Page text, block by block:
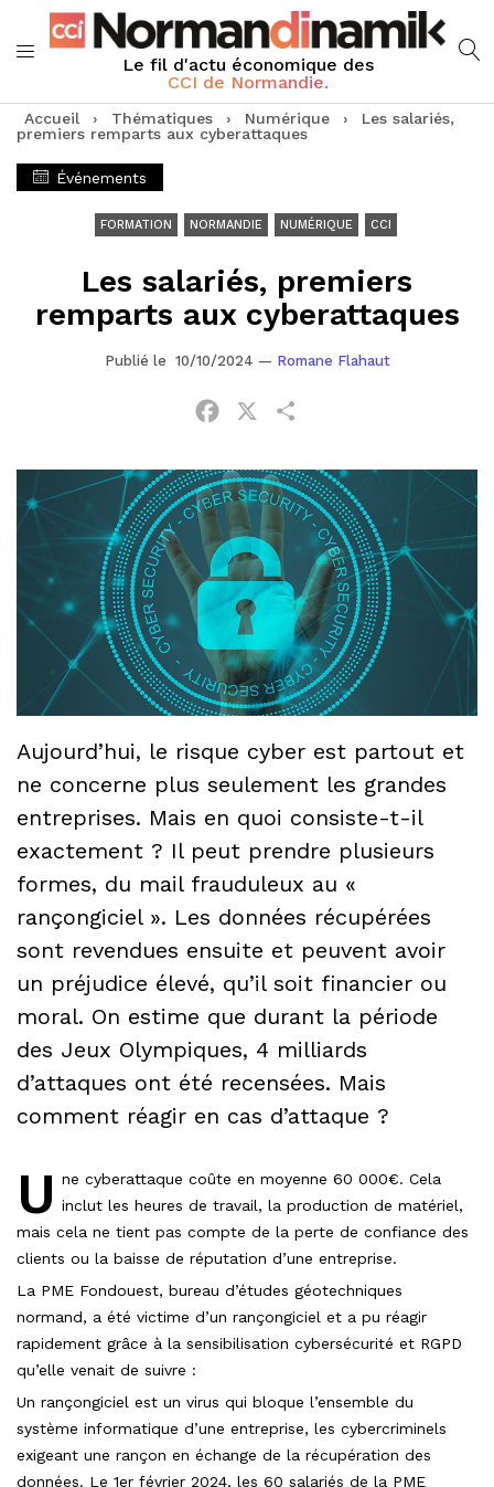
Le fil d'actu économique des
CCI de Normandie.
Accueil › Thématiques › Numérique ›
Les salariés,
premiers remparts aux cyberattaques
Événements
FORMATION NORMANDIE NUMÉRIQUE CCI
Les salariés, premiers
remparts aux cyberattaques
Publié le 10/10/2024 — Romane Flahaut
Facebook
Aujourd’hui, le risque cyber est partout et
ne concerne plus seulement les grandes
entreprises. Mais en quoi consiste-t-il
exactement ? Il peut prendre plusieurs
formes, du mail frauduleux au «
rançongiciel ». Les données récupérées
sont revendues ensuite et peuvent avoir
un préjudice élevé, qu’il soit financier ou
moral. On estime que durant la période
des Jeux Olympiques, 4 milliards
d’attaques ont été recensées. Mais
comment réagir en cas d’attaque ?
U ne cyberattaque coûte en moyenne 60 000€. Cela
inclut les heures de travail, la production de matériel,
mais cela ne tient pas compte de la perte de confiance des
clients ou la baisse de réputation d’une entreprise.
La PME Fondouest, bureau d’études géotechniques
normand, a été victime d’un rançongiciel et a pu réagir
rapidement grâce à la sensibilisation cybersécurité et RGPD
qu’elle venait de suivre :
Un rançongiciel est un virus qui bloque l’ensemble du
système informatique d’une entreprise, les cybercriminels
exigeant une rançon en échange de la récupération des
données. Le 1er février 2024, les 60 salariés de la PME